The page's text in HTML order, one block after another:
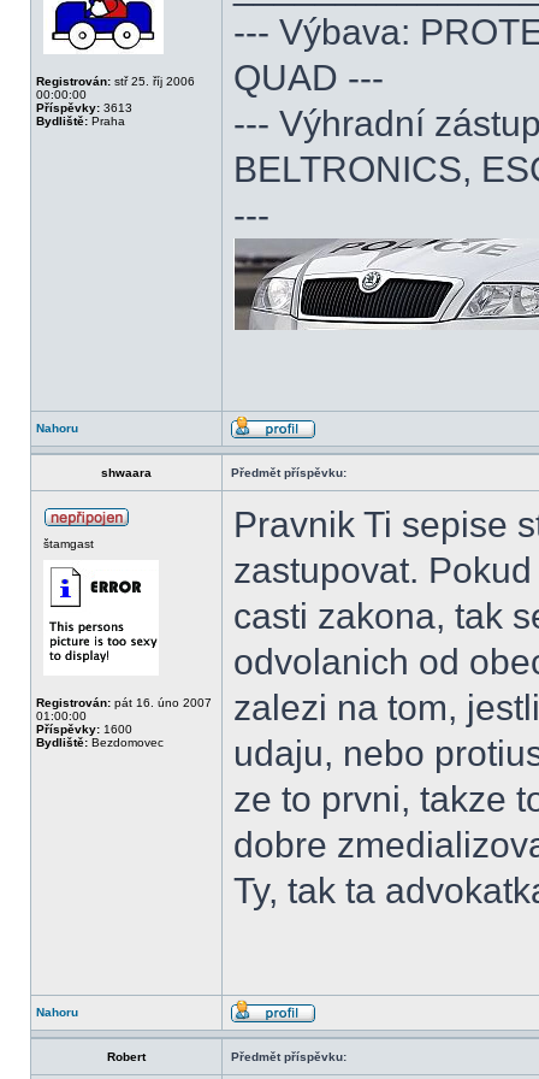
Registrován: stř 25. říj 2006
00:00:00
Příspěvky: 3613
Bydliště: Praha
--- Výbava:
QUAD ---
--- Výhradní
BELTRONICS,
---
Nahoru
shwaara Předmět příspěvku:
štamgast
Registrován: pát 16. úno 2007
01:00:00
Příspěvky: 1600
Bydliště: Bezdomovec
Pravnik Ti sepise
zastupovat.
casti zakona, tak
odvolanich od
zalezi na tom,
udaju, nebo
ze to prvni, takze
dobre
Ty, tak ta
Nahoru
Robert Předmět příspěvku: